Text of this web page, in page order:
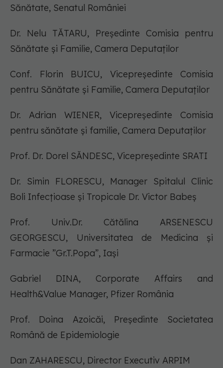
Sănătate, Senatul României
Dr. Nelu TĂTARU, Președinte Comisia pentru
Sănătate și Familie, Camera Deputaților
Conf. Florin BUICU, Vicepreședinte Comisia
pentru Sănătate și Familie, Camera Deputaților
Dr. Adrian WIENER, Vicepreședinte Comisia
pentru sănătate și familie, Camera Deputaților
Prof. Dr. Dorel SĂNDESC, Vicepreședinte SRATI
Dr. Simin FLORESCU, Manager Spitalul Clinic
Boli Infecțioase și Tropicale Dr. Victor Babeș
Prof. Univ.Dr. Cătălina ARSENESCU
GEORGESCU, Universitatea de Medicina și
Farmacie ”Gr.T.Popa”, Iași
Gabriel DINA, Corporate Affairs and
Health&Value Manager, Pfizer România
Prof. Doina Azoicăi, Președinte Societatea
Română de Epidemiologie
Dan ZAHARESCU, Director Executiv ARPIM